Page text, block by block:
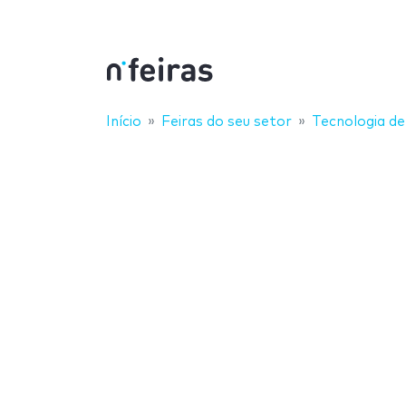
Início Feiras do seu setor Tecnologia